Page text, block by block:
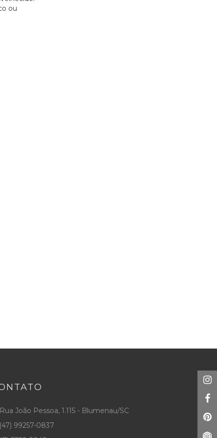
ou
Rua João Pessoa, 1.115 - Blumenau/SC
(47) 99257-0837